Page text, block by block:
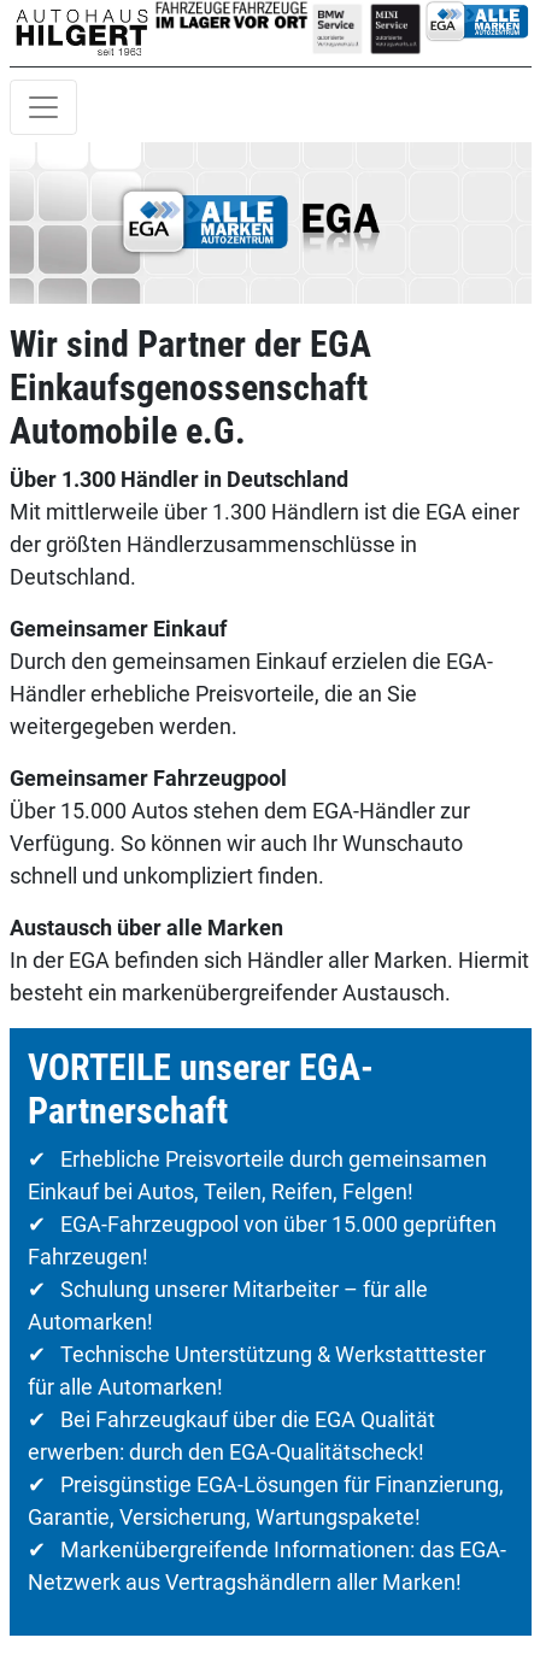
Wir sind Partner der EGA
Einkaufsgenossenschaft
Automobile e.G.
Über 1.300 Händler in Deutschland
Mit mittlerweile über 1.300 Händlern ist die EGA einer
der größten Händlerzusammenschlüsse in
Deutschland.
Gemeinsamer Einkauf
Durch den gemeinsamen Einkauf erzielen die EGA-
Händler erhebliche Preisvorteile, die an Sie
weitergegeben werden.
Gemeinsamer Fahrzeugpool
Über 15.000 Autos stehen dem EGA-Händler zur
Verfügung. So können wir auch Ihr Wunschauto
schnell und unkompliziert finden.
Austausch über alle Marken
In der EGA befinden sich Händler aller Marken. Hiermit
besteht ein markenübergreifender Austausch.
VORTEILE unserer EGA-
Partnerschaft
✔ Erhebliche Preisvorteile durch gemeinsamen
Einkauf bei Autos, Teilen, Reifen, Felgen!
✔ EGA-Fahrzeugpool von über 15.000 geprüften
Fahrzeugen!
✔ Schulung unserer Mitarbeiter – für alle
Automarken!
✔ Technische Unterstützung & Werkstatttester
für alle Automarken!
✔ Bei Fahrzeugkauf über die EGA Qualität
erwerben: durch den EGA-Qualitätscheck!
✔ Preisgünstige EGA-Lösungen für Finanzierung,
Garantie, Versicherung, Wartungspakete!
✔ Markenübergreifende Informationen: das EGA-
Netzwerk aus Vertragshändlern aller Marken!